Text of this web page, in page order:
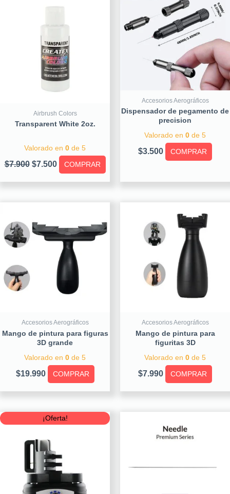
Airbrush Colors
Transparent White 2oz.
Valorado en 0 de 5
$7.900
was:
$7.500
is:
COMPRAR
Accesorios Aerográficos
Dispensador de pegamento de
precision
Valorado en 0 de 5
$3.500 COMPRAR
Accesorios Aerográficos
Mango de pintura para figuras
3D grande
Valorado en 0 de 5
$19.990 COMPRAR
Accesorios Aerográficos
Mango de pintura para
figuritas 3D
Valorado en 0 de 5
$7.990 COMPRAR
¡Oferta!Original
price
Current
price